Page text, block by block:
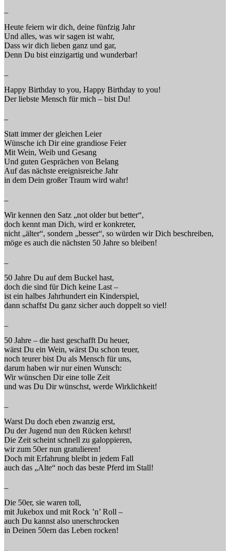
Heute feiern wir dich, deine fünfzig Jahr
Und alles, was wir sagen ist wahr,
Dass wir dich lieben ganz und gar,
Denn Du bist einzigartig und wunderbar!
Happy Birthday to you, Happy Birthday to you!
Der liebste Mensch für mich – bist Du!
Statt immer der gleichen Leier
Wünsche ich Dir eine grandiose Feier
Mit Wein, Weib und Gesang
Und guten Gesprächen von Belang
Auf das nächste ereignisreiche Jahr
in dem Dein großer Traum wird wahr!
Wir kennen den Satz „not older but better“,
doch kennt man Dich, wird er konkreter,
nicht „älter“, sondern „besser“, so würden wir Dich beschreiben,
möge es auch die nächsten 50 Jahre so bleiben!
50 Jahre Du auf dem Buckel hast,
doch die sind für Dich keine Last –
ist ein halbes Jahrhundert ein Kinderspiel,
dann schaffst Du ganz sicher auch doppelt so viel!
50 Jahre – die hast geschafft Du heuer,
wärst Du ein Wein, wärst Du schon teuer,
noch teurer bist Du als Mensch für uns,
darum haben wir nur einen Wunsch:
Wir wünschen Dir eine tolle Zeit
und was Du Dir wünschst, werde Wirklichkeit!
Warst Du doch eben zwanzig erst,
Du der Jugend nun den Rücken kehrst!
Die Zeit scheint schnell zu galoppieren,
wir zum 50er nun gratulieren!
Doch mit Erfahrung bleibt in jedem Fall
auch das „Alte“ noch das beste Pferd im Stall!
Die 50er, sie waren toll,
mit Jukebox und mit Rock ’n’ Roll –
auch Du kannst also unerschrocken
in Deinen 50ern das Leben rocken!